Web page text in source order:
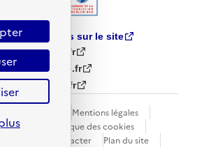
vos remarques sur le site
www.ademe.fr
librairie.ademe.fr
infos.ademe.fr
Mentions légales
Politique des cookies
Nous contacter Plan du site